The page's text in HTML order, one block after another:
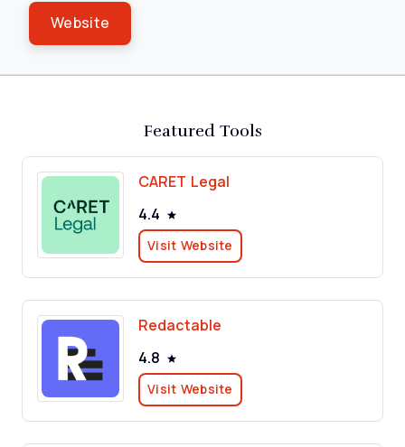
Website
Featured Tools
CARET Legal
4.4
Visit Website
Redactable
4.8
Visit Website